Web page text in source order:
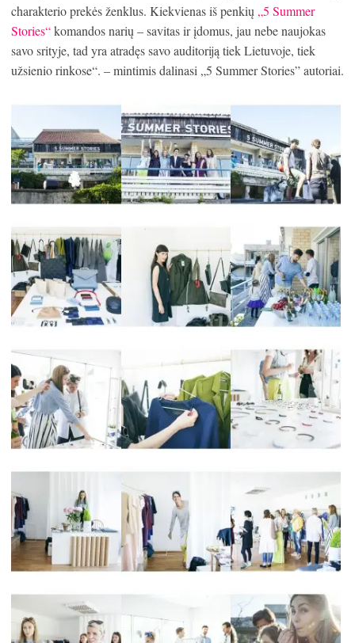
charakterio prekės ženklus. Kiekvienas iš penkių „5 Summer
Stories“komandos narių – savitas ir įdomus, jau nebe naujokas
savo srityje, tad yra atradęs savo auditoriją tiek Lietuvoje, tiek
užsienio rinkose“. – mintimis dalinasi „5 Summer Stories” autoriai.